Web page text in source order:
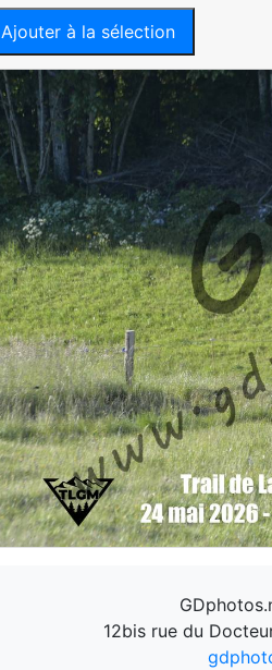
Ajouter à la sélection
12bis rue du